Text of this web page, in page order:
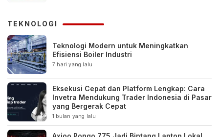
TEKNOLOGI
Teknologi Modern untuk Meningkatkan
Efisiensi Boiler Industri
7 hari yang lalu
Eksekusi Cepat dan Platform Lengkap: Cara
Invetra Mendukung Trader Indonesia di Pasar
yang Bergerak Cepat
1 bulan yang lalu